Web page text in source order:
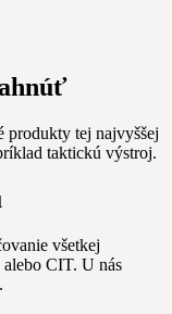
produkty tej najvyššej
taktickú výstroj.
všetkej
CIT. U nás